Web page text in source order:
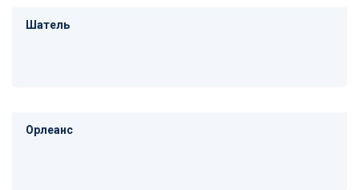
Шатель
Орлеанс